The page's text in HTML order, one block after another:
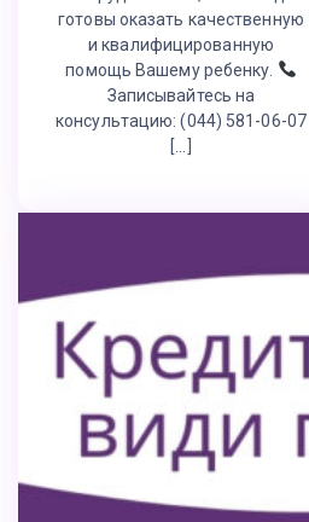
готовы оказать качественную
и квалифицированную
помощь Вашему ребенку.
Записывайтесь на
консультацию: (044) 581-06-07
[…]